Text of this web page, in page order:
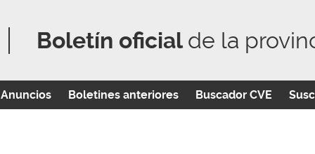
Boletín oficialde la
Anuncios Boletines anteriores Buscador CVE